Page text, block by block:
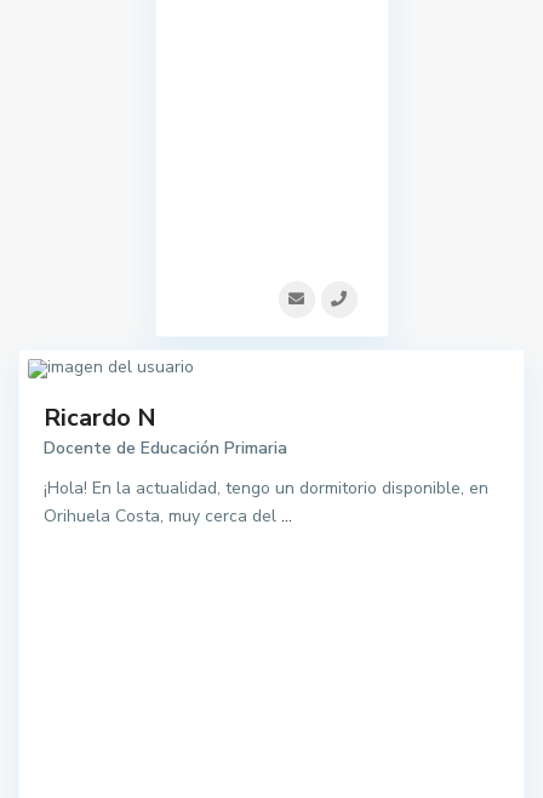
Ricardo N
Docente de Educación Primaria
¡Hola! En la actualidad, tengo un dormitorio disponible, en
Orihuela Costa, muy cerca del ...